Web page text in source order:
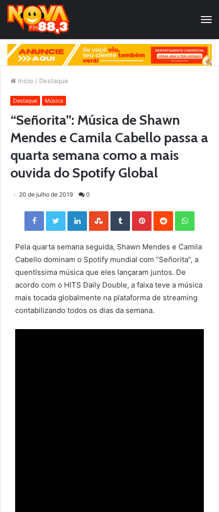
Início / Destaque
Destaque Música
“Señorita”: Música de Shawn
Mendes e Camila Cabello passa a
quarta semana como a mais
ouvida do Spotify Global
20 de julho de 2019 0
Facebook Twitter LinkedIn StumbleUpon Tumblr Pinterest Reddit
Pela quarta semana seguida, Shawn Mendes e Camila
Cabello dominam o Spotify mundial com “Señorita”, a
quentíssima música que eles lançaram juntos. De
acordo com o HITS Daily Double, a faixa teve a música
mais tocada globalmente na plataforma de streaming
contabilizando todos os dias da semana.